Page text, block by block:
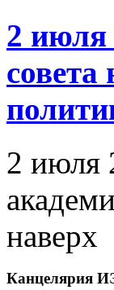
2 июля
2 июля
наверх
Канцелярия